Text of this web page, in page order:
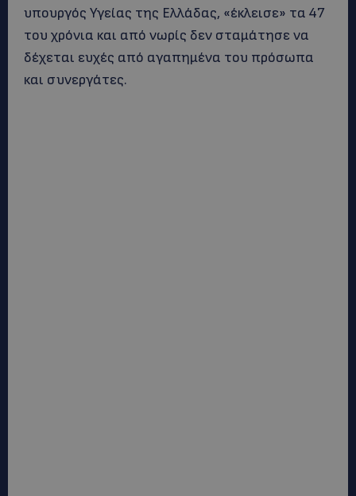
υπουργός Υγείας της Ελλάδας, «έκλεισε» τα 47
του χρόνια και από νωρίς δεν σταμάτησε να
δέχεται ευχές από αγαπημένα του πρόσωπα
και συνεργάτες.